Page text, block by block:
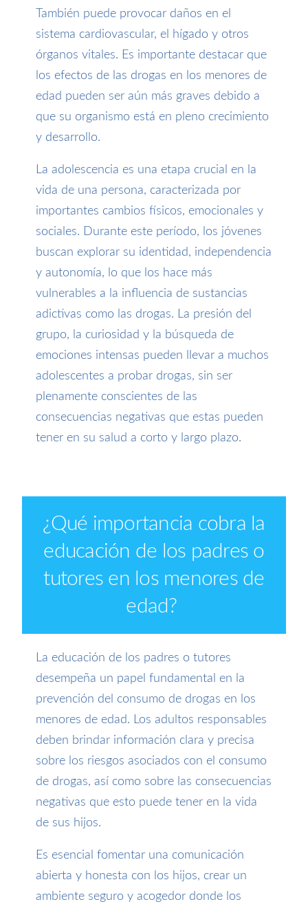
También puede provocar daños en el
sistema cardiovascular, el hígado y otros
órganos vitales. Es importante destacar que
los efectos de las drogas en los menores de
edad pueden ser aún más graves debido a
que su organismo está en pleno crecimiento
y desarrollo.
La adolescencia es una etapa crucial en la
vida de una persona, caracterizada por
importantes cambios físicos, emocionales y
sociales. Durante este período, los jóvenes
buscan explorar su identidad, independencia
y autonomía, lo que los hace más
vulnerables a la influencia de sustancias
adictivas como las drogas. La presión del
grupo, la curiosidad y la búsqueda de
emociones intensas pueden llevar a muchos
adolescentes a probar drogas, sin ser
plenamente conscientes de las
consecuencias negativas que estas pueden
tener en su salud a corto y largo plazo.
¿Qué importancia cobra la
educación de los padres o
tutores en los menores de
edad?
La educación de los padres o tutores
desempeña un papel fundamental en la
prevención del consumo de drogas en los
menores de edad. Los adultos responsables
deben brindar información clara y precisa
sobre los riesgos asociados con el consumo
de drogas, así como sobre las consecuencias
negativas que esto puede tener en la vida
de sus hijos.
Es esencial fomentar una comunicación
abierta y honesta con los hijos, crear un
ambiente seguro y acogedor donde los